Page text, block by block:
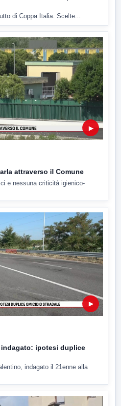
di Coppa Italia. Scelte...
▶
attraverso il Comune
e nessuna criticità igienico-
▶
indagato: ipotesi duplice
indagato il 21enne alla